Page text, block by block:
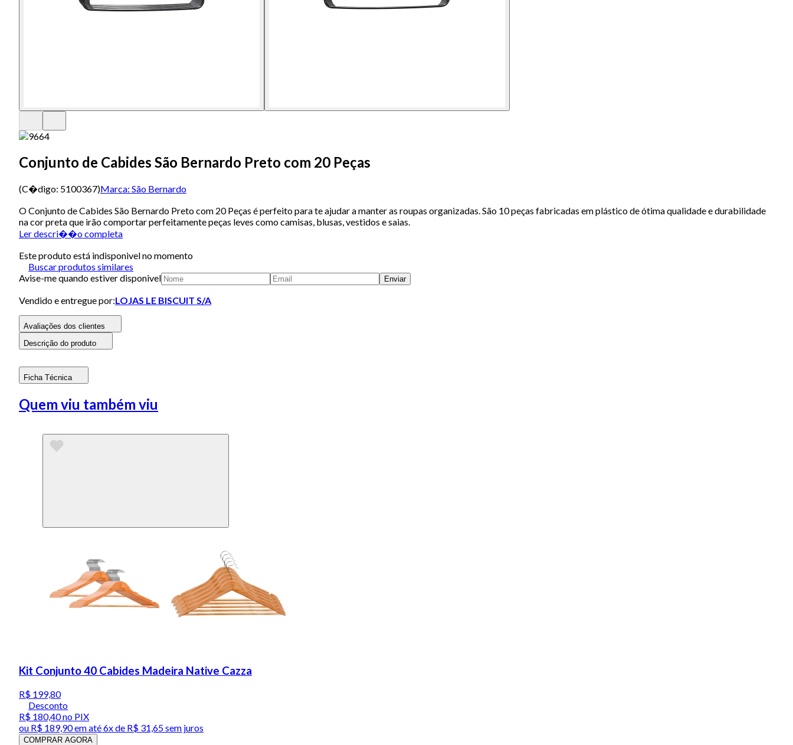
Conjunto de Cabides São Bernardo Preto com 20 Peças
(C�digo: 5100367)Marca: São Bernardo
O Conjunto de Cabides São Bernardo Preto com 20 Peças é perfeito para te ajudar a manter as roupas organizadas. São 10 peças fabricadas em plástico de ótima qualidade e durabilidade
na cor preta que irão comportar perfeitamente peças leves como camisas, blusas, vestidos e saias.
Ler descri��o completa
Este produto está indisponivel no momento
Buscar produtos similares
Avise-me quando estiver disponivel
Enviar
Vendido e entregue por:LOJAS LE BISCUIT S/A
Avaliações dos clientes
Descrição do produto
Ficha Técnica
Quem viu também viu
Kit Conjunto 40 Cabides Madeira Native Cazza
R$ 199,80
Desconto
R$ 180,40no PIX
ou R$ 189,90em até6x de R$ 31,65 sem juros
COMPRAR AGORA